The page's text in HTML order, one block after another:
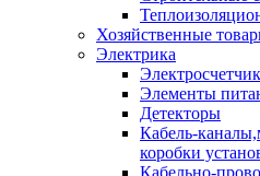
Хозяйственные
Электрика
Элементы
Детекторы
Кабель-
коробки
Кабельно-